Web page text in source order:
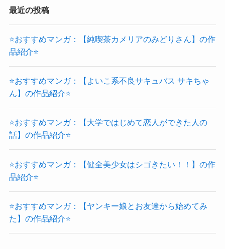
最近の投稿
⭐おすすめマンガ：【純喫茶カメリアのみどりさん】の作
品紹介⭐
⭐おすすめマンガ：【よいこ系不良サキュバス サキちゃ
ん】の作品紹介⭐
⭐おすすめマンガ：【大学ではじめて恋人ができた人の
話】の作品紹介⭐
⭐おすすめマンガ：【健全美少女はシゴきたい！！】の作
品紹介⭐
⭐おすすめマンガ：【ヤンキー娘とお友達から始めてみ
た】の作品紹介⭐